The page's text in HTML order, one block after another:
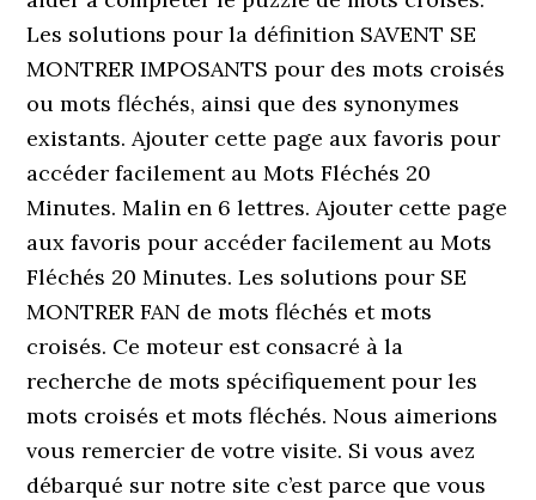
Les solutions pour la définition SAVENT SE
MONTRER IMPOSANTS pour des mots croisés
ou mots fléchés, ainsi que des synonymes
existants. Ajouter cette page aux favoris pour
accéder facilement au Mots Fléchés 20
Minutes. Malin en 6 lettres. Ajouter cette page
aux favoris pour accéder facilement au Mots
Fléchés 20 Minutes. Les solutions pour SE
MONTRER FAN de mots fléchés et mots
croisés. Ce moteur est consacré à la
recherche de mots spécifiquement pour les
mots croisés et mots fléchés. Nous aimerions
vous remercier de votre visite. Si vous avez
débarqué sur notre site c’est parce que vous